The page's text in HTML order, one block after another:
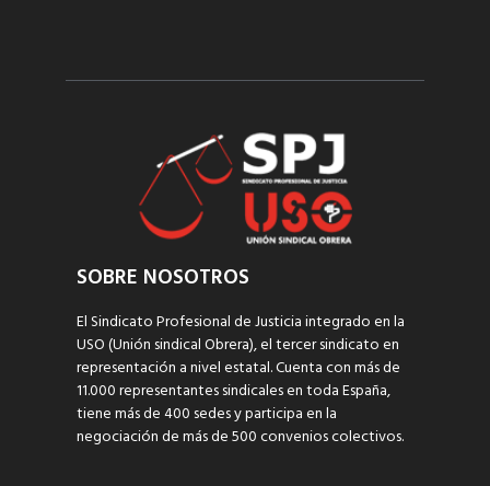
SOBRE NOSOTROS
El Sindicato Profesional de Justicia integrado en la
USO (Unión sindical Obrera), el tercer sindicato en
representación a nivel estatal. Cuenta con más de
11.000 representantes sindicales en toda España,
tiene más de 400 sedes y participa en la
negociación de más de 500 convenios colectivos.